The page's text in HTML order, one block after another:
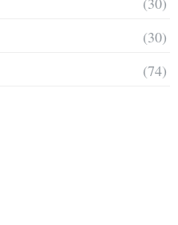
(30)
(74)